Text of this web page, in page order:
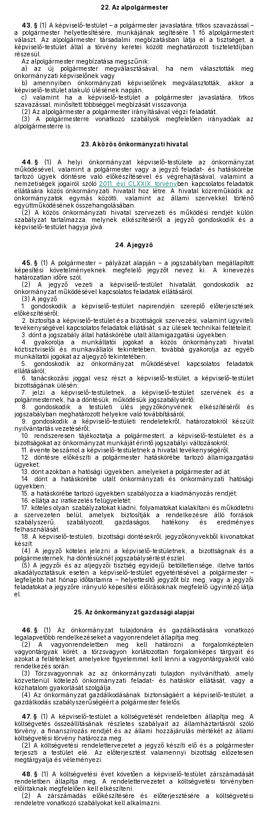
22. Az alpolgármester
43. § (1) A képviselő-testület – a polgármester javaslatára, titkos szavazással –
a polgármester helyettesítésére, munkájának segítésére 1 fő alpolgármestert
választ. Az alpolgármester társadalmi megbízatásban látja el a tisztséget, a
képviselő-testület által a törvény keretei között meghatározott tiszteletdíjban
részesül.
Az alpolgármester megbízatása megszűnik:
a) az új polgármester megválasztásával, ha nem választották meg
önkormányzati képviselőnek vagy
b) amennyiben önkormányzati képviselőnek megválasztották, akkor a
képviselő-testület alakuló ülésének napján,
c) valamint ha a képviselő-testület a polgármester javaslatára, titkos
szavazással, minősített többséggel megbízását visszavonja.
(2) Az alpolgármester a polgármester irányításával végzi feladatát.
(3) A polgármesterre vonatkozó szabályok megfelelően irányadóak az
alpolgármesterre is.
23. A közös önkormányzati hivatal
44. § (1) A helyi önkormányzat képviselő-testülete az önkormányzat
működésével, valamint a polgármester vagy a jegyző feladat- és hatáskörébe
tartozó ügyek döntésre való előkészítésével és végrehajtásával, valamint a
nemzetiségek jogairól szóló 2011. évi CLXXIX. törvényben kapcsolatos feladatok
ellátására közös önkormányzati hivatalt hoz létre. A hivatal közreműködik az
önkormányzatok egymás közötti, valamint az állami szervekkel történő
együttműködésének összehangolásában.
(2) A közös önkormányzati hivatal szervezeti és működési rendjét külön
szabályzat tartalmazza, melynek elkészítéséről a jegyző gondoskodik és a
képviselő-testület hagyja jóvá.
24. A jegyző
45. § (1) A polgármester – pályázat alapján – a jogszabályban megállapított
képesítési követelményeknek megfelelő jegyzőt nevez ki. A kinevezés
határozatlan időre szól.
(2) A jegyző vezeti a képviselő-testület hivatalát, gondoskodik az
önkormányzat működésével kapcsolatos feladatok ellátásáról.
(3) A jegyző:
1.
gondoskodik a képviselő-testület napirendjén szereplő előterjesztések
előkészítéséről;
2.
biztosítja a képviselő-testület és a bizottságok szervezési, valamint ügyviteli
tevékenységével kapcsolatos feladatok ellátását, s az ülések technikai feltételeit;
3. dönt a jogszabály által hatáskörébe utalt államigazgatási ügyekben;
4.
gyakorolja a munkáltatói jogokat a közös önkormányzati hivatal
köztisztviselői és munkavállalói tekintetében, továbbá gyakorolja az egyéb
munkáltatói jogokat az aljegyző tekintetében;
5.
gondoskodik az önkormányzat működésével kapcsolatos feladatok
ellátásáról;
6.
tanácskozási joggal vesz részt a képviselő-testület, a képviselő-testület
bizottságának ülésén;
7.
jelzi a képviselő-testületnek, a képviselő-testület szervének és a
polgármesternek, ha a döntésük, működésük jogszabálysértő;
8.
gondoskodik a testületi ülés jegyzőkönyvének elkészítéséről és
jogszabályban meghatározott helyekre való továbbításáról;
9.
gondoskodik a képviselő-testületi rendeletekről, határozatokról készült
nyilvántartás vezetéséről;
10.
rendszeresen tájékoztatja a polgármestert, a képviselő-testületet és a
bizottságokat az önkormányzat munkáját érintő jogszabályi változásokról;
11. évente beszámol a képviselő-testületnek a hivatal tevékenységéről;
12.
döntésre előkészíti a polgármester hatáskörébe tartozó államigazgatási
ügyeket;
13. dönt azokban a hatósági ügyekben, amelyeket a polgármester ad át;
14.
dönt a hatáskörébe utalt önkormányzati és önkormányzati hatósági
ügyekben;
15. a hatáskörébe tartozó ügyekben szabályozza a kiadmányozás rendjét;
16. ellátja az iratkezelés felügyeletét;
17.
köteles olyan szabályzatokat kiadni, folyamatokat kialakítani és működtetni
a szervezeten belül, amelyek biztosítják a rendelkezésre álló források
szabályszerű, szabályozott, gazdaságos, hatékony és eredményes
felhasználását.
18.
A képviselő-testületi, bizottsági döntésekről, jegyzőkönyvekből kivonatokat
készít.
(4) A jegyző köteles jelezni a képviselő-testületnek, a bizottságnak és a
polgármesternek, ha döntésüknél jogszabálysértést észlel.
(5) A jegyzői és az aljegyzői tisztség egyidejű betöltetlensége, illetve tartós
akadályoztatásuk esetén a képviselő-testület egyetértésével a polgármester –
legfeljebb hat hónap időtartamra – helyettesítő jegyzőt bíz meg, vagy a jegyzői
feladatokat a jegyzőre irányuló képesítési előírásoknak megfelelő ügyintéző látja
el.
25. Az önkormányzat gazdasági alapjai
46. § (1)
Az önkormányzat tulajdonára és gazdálkodására vonatkozó
legalapvetőbb rendelkezéseket a vagyonrendelet állapítja meg.
(2) A vagyonrendeletben meg kell határozni a forgalomképtelen
vagyontárgyak körét, a törzsvagyon korlátozottan forgalomképes tárgyait és
azokat a feltételeket, amelyekre figyelemmel kell lenni a vagyontárgyakról való
rendelkezés során.
(3) Törzsvagyonnak az az önkormányzati tulajdon nyilvánítható, amely
közvetlenül kötelező önkormányzati feladat- és hatáskör ellátását, vagy a
közhatalom gyakorlását szolgálja.
(4) Az önkormányzat gazdálkodásának biztonságáért a képviselő-testület, a
gazdálkodás szabályszerűségéért a polgármester felelős.
47. § (1) A képviselő-testület a költségvetését rendeletben állapítja meg. A
költségvetés összeállításának részletes szabályait az államháztartásról szóló
törvény, a finanszírozás rendjét és az állami hozzájárulás mértékét az állami
költségvetési törvény határozza meg.
(2) A költségvetési rendelettervezetet a jegyző készíti elő és a polgármester
terjeszti a testület elé. Az előterjesztést valamennyi bizottság előzetesen
megtárgyalja és véleményezi.
48. § (1) A költségvetési évet követően a képviselő-testület zárszámadását
rendeletben állapítja meg. A rendelettervezetet a költségvetési törvényben
előírtaknak megfelelően kell elkészíteni.
(2) A zárszámadás előkészítésére és előterjesztésére a költségvetési
rendeletre vonatkozó szabályokat kell alkalmazni.